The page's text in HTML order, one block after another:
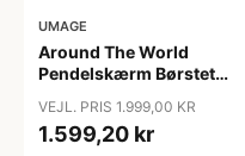
UMAGE
Around The World
Pendelskærm Børstet
VEJL. PRIS 1.999,00 KR
1.599,20 kr